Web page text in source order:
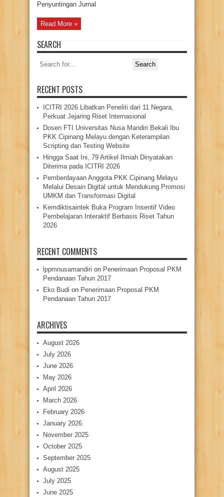
Penyuntingan Jurnal
Read More »
SEARCH
Search
for:
RECENT POSTS
ICITRI 2026 Libatkan Peneliti dari 11 Negara,
Perkuat Jejaring Riset Internasional
Dosen FTI Universitas Nusa Mandiri Bekali Ibu
PKK Cipinang Melayu dengan Keterampilan
Scripting dan Testing Website
Hingga Saat Ini, 79 Artikel Ilmiah Dinyatakan
Diterima pada ICITRI 2026
Pemberdayaan Anggota PKK Cipinang Melayu
Melalui Desain Digital untuk Mendukung Promosi
UMKM dan Transformasi Digital
Kemdiktisaintek Buka Program Insentif Video
Pembelajaran Interaktif Berbasis Riset Tahun
2026
RECENT COMMENTS
lppmnusamandiri on Penerimaan Proposal PKM
Pendanaan Tahun 2017
Eko Budi on Penerimaan Proposal PKM
Pendanaan Tahun 2017
ARCHIVES
August 2026
July 2026
June 2026
May 2026
April 2026
March 2026
February 2026
January 2026
November 2025
October 2025
September 2025
August 2025
July 2025
June 2025